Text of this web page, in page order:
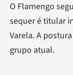
O Flamengo
sequer é titular
Varela. A
grupo atual.